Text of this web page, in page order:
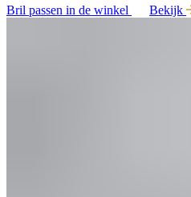
Bril passen in de winkel
Bekijk